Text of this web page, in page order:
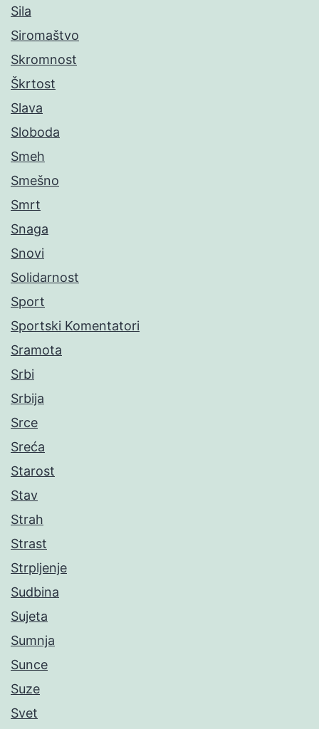
Sila
Siromaštvo
Skromnost
Škrtost
Slava
Sloboda
Smeh
Smešno
Smrt
Snaga
Snovi
Solidarnost
Sport
Sportski Komentatori
Sramota
Srbi
Srbija
Srce
Sreća
Starost
Stav
Strah
Strast
Strpljenje
Sudbina
Sujeta
Sumnja
Sunce
Suze
Svet